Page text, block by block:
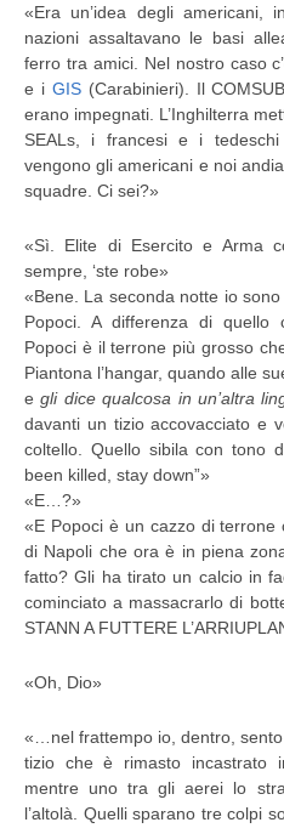
«Era un’idea degli americani,
nazioni assaltavano le basi
ferro tra amici. Nel nostro caso
e i GIS(Carabinieri). Il
erano impegnati. L’Inghilterra
SEALs, i francesi e i
vengono gli americani e noi
squadre. Ci sei?»
«Sì. Elite di Esercito e Arma
sempre, ‘ste robe»
«Bene. La seconda notte io sono
Popoci. A differenza di quello
Popoci è il terrone più grosso
Piantona l’hangar, quando alle
egli dice qualcosa in un’altra
davanti un tizio accovacciato e
coltello. Quello sibila con tono
been killed, stay down”»
«E…?»
«E Popoci è un cazzo di
di Napoli che ora è in piena
fatto? Gli ha tirato un calcio in
cominciato a massacrarlo di
STANN A FUTTERE
«Oh, Dio»
«…nel frattempo io, dentro,
tizio che è rimasto incastrato
mentre uno tra gli aerei lo
l’altolà. Quelli sparano tre colpi